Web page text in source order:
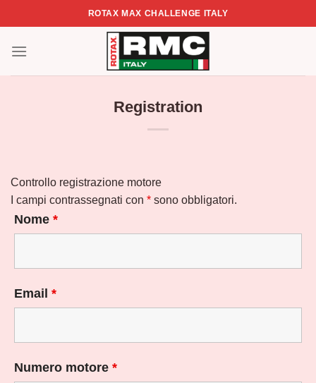
to
ROTAX MAX CHALLENGE ITALY
Registration
Controllo registrazione motore
I campi contrassegnati con * sono obbligatori.
Nome *
Email *
Numero motore *